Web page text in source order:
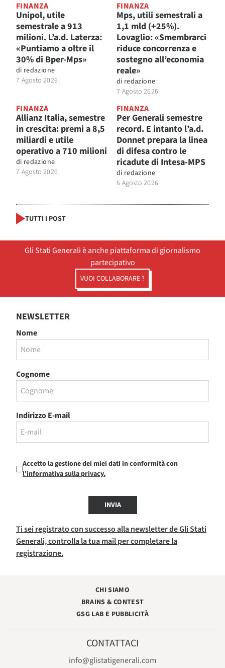
FINANZA
Unipol, utile
semestrale a 913
milioni. L’a.d. Laterza:
«Puntiamo a oltre il
30% di Bper-Mps»
di redazione
7 Agosto 2026
FINANZA
Mps, utili semestrali a
1,1 mld (+25%).
Lovaglio: «Smembrarci
riduce concorrenza e
sostegno all’economia
reale»
di redazione
7 Agosto 2026
FINANZA
Allianz Italia, semestre
in crescita: premi a 8,5
miliardi e utile
operativo a 710 milioni
di redazione
7 Agosto 2026
FINANZA
Per Generali semestre
record. E intanto l’a.d.
Donnet prepara la linea
di difesa contro le
ricadute di Intesa-MPS
di redazione
6 Agosto 2026
TUTTI I POST
Gli Stati Generali è anche piattaforma di giornalismo
partecipativo
VUOI COLLABORARE ?
NEWSLETTER
Nome
Cognome
Indirizzo E-mail
Accetto la gestione dei miei dati in conformità con
l'informativa sulla privacy.
INVIA
Ti sei registrato con successo alla newsletter de Gli Stati
Generali, controlla la tua mail per completare la
registrazione.
CHI SIAMO
BRAINS & CONTEST
GSG LAB E PUBBLICITÀ
CONTATTACI
info@glistatigenerali.com